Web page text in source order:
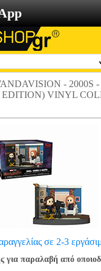
- 2000S
EDITION) VINYL
σε 2-3
για παραλαβή από